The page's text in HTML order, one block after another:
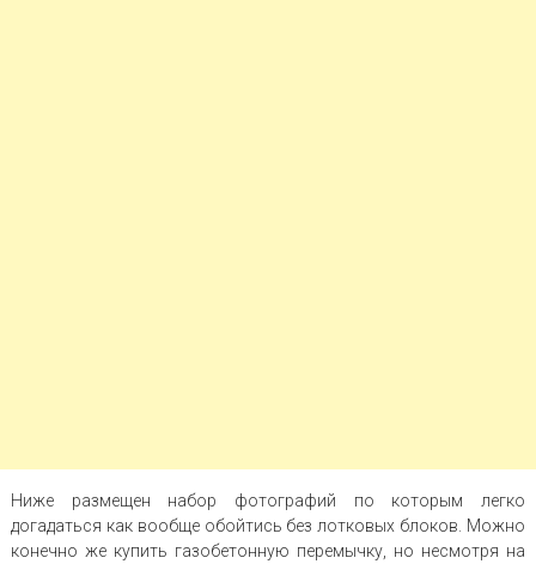
Ниже размещен набор фотографий по которым легко
догадаться как вообще обойтись без лотковых блоков. Можно
конечно же купить газобетонную перемычку, но несмотря на